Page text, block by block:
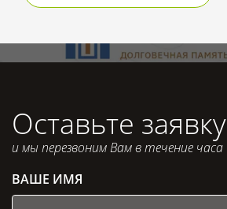
Оставьте заявку
и мы перезвоним Вам в течение часа
ВАШЕ ИМЯ